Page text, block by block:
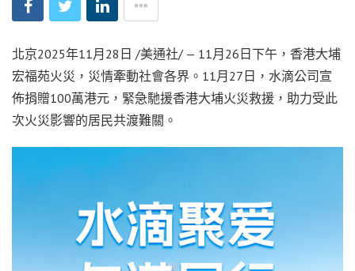
北京2025年11月28日 /美通社/ — 11月26日下午，香港大埔
宏福苑火災，災情牽動社會各界。11月27日，水滴公司宣
佈捐贈100萬港元，緊急馳援香港大埔火災救援，助力受此
次火災影響的居民共渡難關。